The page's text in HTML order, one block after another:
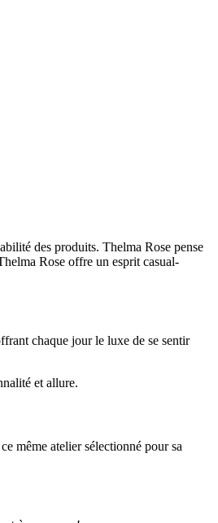
des produits. Thelma Rose pense
Rose offre un esprit casual-
chaque jour le luxe de se sentir
et allure.
même atelier sélectionné pour sa